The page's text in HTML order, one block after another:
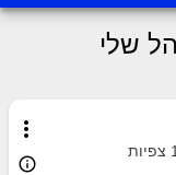
שלי
more_vert
צפיות
info_outline